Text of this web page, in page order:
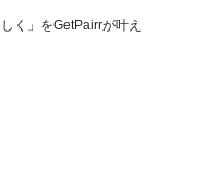
く」をGetPairrが叶え